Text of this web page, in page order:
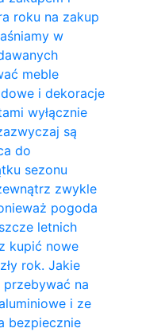
roku na zakup
w
meble
i dekoracje
wyłącznie
są
do
sezonu
zwykle
pogoda
letnich
kupić nowe
rok. Jakie
na
i ze
bezpiecznie